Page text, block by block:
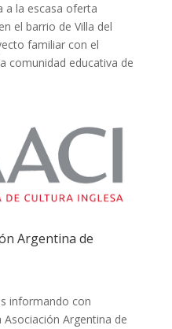
a la escasa oferta
el barrio de Villa del
familiar con el
comunidad educativa de
Argentina de
informando con
Argentina de